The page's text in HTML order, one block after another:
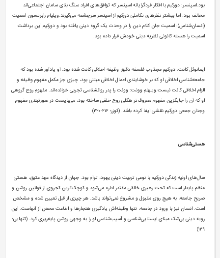
بود.اسپنسر: دورکیم با افکار فردگرایانه اسپنسر که توافق‌های افراد سنگ بنای سامان اجتماعی‌اند
مخالف بود. اما بیشتر نظرهای تکاملی دورکیم از اسپنسر سرچشمه می‌گیرند.ویلیام رابرتسون اسمیت
(انسان‌شناس): اسمیت جان کلام دین را در وحدت یک گروه دینی یافته بود و دورکیم این برداشت
اسمیت را هسته کانونی نظریه دینی خودش قرار داده بود.
ایمانوئل کانت: دورکیم مجذوب فلسفه دقیق وظیفه اخلاقی کانت شده بود. او یادآور شده بود که
جامعه‌شناسی اخلاقی او که بر خوشایندی اعمال اخلاقی مبتنی بود، چیزی جز مکمل مفهوم وظیفه و
الزام اخلاقی کانت نیست.ویلهلم وونت: وونت را پدر روانشناسی تجربی خوانده‌اند. مفهوم روح گروهی
او که آن را جایگزین مفهوم معروف‌تر هگلی روح خلقی ساخته بود، می‌بایست در صورتبندی مفهوم
وجدان جمعی دورکیم نقشی ایفا کرده باشد. (کوزر؛ ۲۱۲-۲۲۰)
هستی‌شناسی
سال‌های اولیه زندگی دورکیم با نوعی تربیت دینی یهود، توام بود. جهان از دیدگاه عهد عتیق، هستی
منظم پایدار است که تحت رهبری خالقی مقتدر اداره می‌شود و کوچک‌ترین کجروی از قوانین روشن و
صریح جامعه، به هیچ روی مقبول و مشروع نمی‌تواند باشد. هر چیزی از قبل تعیین شده و مشخص
است. انسان نیز با ورود در جامعه، تنها وظیفه‌اش یادگیری هنجارها و اطاعت محض از آنهاست. این
رویه دینی بی‌شک مبنای ایستایی‌شناسی و آسیب‌شناسی او را به وجهی روشن پایه‌ریزی کرد. (تنهایی؛